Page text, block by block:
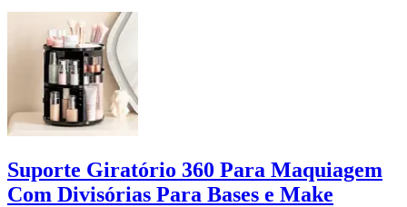
Suporte Giratório 360 Para Maquiagem
Com Divisórias Para Bases e Make